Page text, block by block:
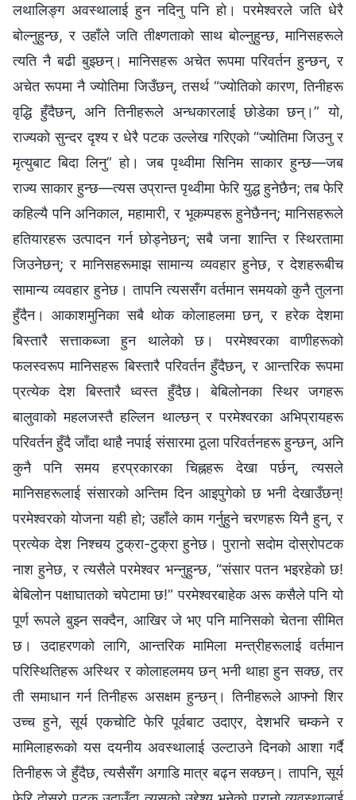
लथालिङ्ग अवस्थालाई हुन नदिनु पनि हो। परमेश्‍वरले जति धेरै
बोल्‍नुहुन्छ, र उहाँले जति तीक्ष्‍णताको साथ बोल्‍नुहुन्छ, मानिसहरूले
त्यति नै बढी बुझ्छन्। मानिसहरू अचेत रूपमा परिवर्तन हुन्छन्, र
अचेत रूपमा नै ज्योतिमा जिउँछन्, तसर्थ “ज्योतिको कारण, तिनीहरू
वृद्धि हुँदैछन्, अनि तिनीहरूले अन्धकारलाई छोडेका छन्।” यो,
राज्यको सुन्दर दृश्य र धेरै पटक उल्‍लेख गरिएको “ज्योतिमा जिउनु र
मृत्युबाट बिदा लिनु” हो। जब पृथ्वीमा सिनिम साकार हुन्छ—जब
राज्य साकार हुन्छ—त्यस उप्रान्त पृथ्वीमा फेरि युद्ध हुनेछैन; तब फेरि
कहिल्यै पनि अनिकाल, महामारी, र भूकम्पहरू हुनेछैनन्; मानिसहरूले
हतियारहरू उत्पादन गर्न छोड्नेछन्; सबै जना शान्ति र स्थिरतामा
जिउनेछन्; र मानिसहरूमाझ सामान्य व्यवहार हुनेछ, र देशहरूबीच
सामान्य व्यवहार हुनेछ। तापनि त्यससँग वर्तमान समयको कुनै तुलना
हुँदैन। आकाशमुनिका सबै थोक कोलाहलमा छन्, र हरेक देशमा
बिस्तारै सत्ताकब्जा हुन थालेको छ। परमेश्‍वरका वाणीहरूको
फलस्वरूप मानिसहरू बिस्तारै परिवर्तन हुँदैछन्, र आन्तरिक रूपमा
प्रत्येक देश बिस्तारै ध्वस्त हुँदैछ। बेबिलोनका स्थिर जगहरू
बालुवाको महलजस्तै हल्लिन थाल्छन् र परमेश्‍वरका अभिप्रायहरू
परिवर्तन हुँदै जाँदा थाहै नपाई संसारमा ठूला परिवर्तनहरू हुन्छन्, अनि
कुनै पनि समय हरप्रकारका चिह्नहरू देखा पर्छन्, त्यसले
मानिसहरूलाई संसारको अन्तिम दिन आइपुगेको छ भनी देखाउँछन्!
परमेश्‍वरको योजना यही हो; उहाँले काम गर्नुहुने चरणहरू यिनै हुन्, र
प्रत्येक देश निश्चय टुक्रा-टुक्रा हुनेछ। पुरानो सदोम दोस्रोपटक
नाश हुनेछ, र त्यसैले परमेश्‍वर भन्नुहुन्छ, “संसार पतन भइरहेको छ!
बेबिलोन पक्षाघातको चपेटामा छ!” परमेश्‍वरबाहेक अरू कसैले पनि यो
पूर्ण रूपले बुझ्न सक्दैन, आखिर जे भए पनि मानिसको चेतना सीमित
छ। उदाहरणको लागि, आन्तरिक मामिला मन्त्रीहरूलाई वर्तमान
परिस्थितिहरू अस्थिर र कोलाहलमय छन् भनी थाहा हुन सक्छ, तर
ती समाधान गर्न तिनीहरू असक्षम हुन्छन्। तिनीहरूले आफ्नो शिर
उच्च हुने, सूर्य एकचोटि फेरि पूर्वबाट उदाएर, देशभरि चम्कने र
मामिलाहरूको यस दयनीय अवस्थालाई उल्टाउने दिनको आशा गर्दै
तिनीहरू जे हुँदैछ, त्यसैसँग अगाडि मात्र बढ्न सक्छन्। तापनि, सूर्य